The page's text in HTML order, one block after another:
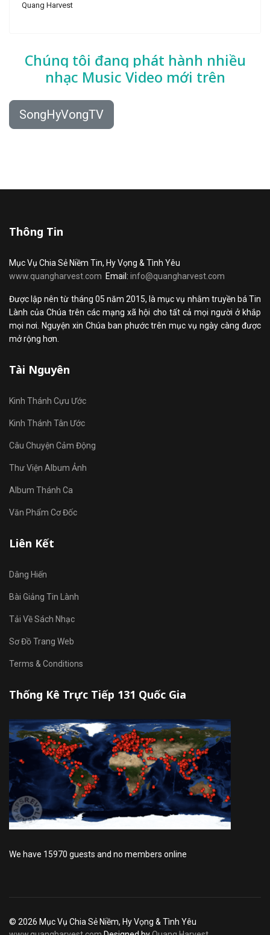
Quang Harvest
Chúng tôi đang phát hành nhiều
nhạc Music Video mới trên
SongHyVongTV
Thông Tin
Mục Vụ Chia Sẻ Niềm Tin, Hy Vọng & Tình Yêu
www.quangharvest.com Email: info@quangharvest.com
Được lập nên từ tháng 05 năm 2015, là mục vụ nhằm truyền bá Tin
Lành của Chúa trên các mạng xã hội cho tất cả mọi người ở khắp
mọi nơi. Nguyện xin Chúa ban phước trên mục vụ ngày càng được
mở rộng hơn.
Tài Nguyên
Kinh Thánh Cựu Ước
Kinh Thánh Tân Ước
Câu Chuyện Cảm Động
Thư Viện Album Ảnh
Album Thánh Ca
Văn Phẩm Cơ Đốc
Liên Kết
Dâng Hiến
Bài Giảng Tin Lành
Tải Về Sách Nhạc
Sơ Đồ Trang Web
Terms & Conditions
Thống Kê Trực Tiếp 131 Quốc Gia
We have 15970 guests and no members online
© 2026 Mục Vụ Chia Sẻ Niềm, Hy Vọng & Tình Yêu